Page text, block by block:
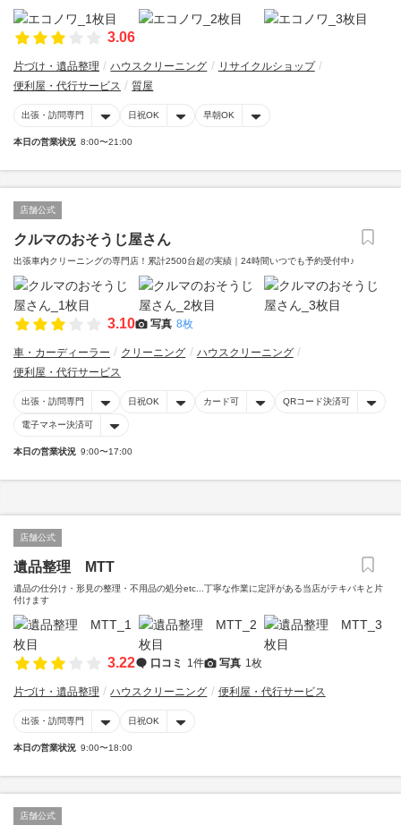
3.06
片づけ・遺品整理 ハウスクリーニング
リサイクルショップ
便利屋・代行サービス
質屋
出張・訪問専門 日祝OK 早朝OK
本日の営業状況 8:00〜21:00
店舗公式
クルマのおそうじ屋さん
出張車内クリーニングの専門店！累計2500台超の実績｜24時間いつでも予約受付中♪
3.10 写真 8枚
車・カーディーラー クリーニング
ハウスクリーニング
便利屋・代行サービス
出張・訪問専門 日祝OK カード可 QRコード決済可
電子マネー決済可
本日の営業状況 9:00〜17:00
店舗公式
遺品整理 MTT
遺品の仕分け・形見の整理・不用品の処分etc...丁寧な作業に定評がある当店がテキパキと片
付けます
3.22 口コミ 1件 写真 1枚
片づけ・遺品整理 ハウスクリーニング 便利屋・代行サービス
出張・訪問専門 日祝OK
本日の営業状況 9:00〜18:00
店舗公式